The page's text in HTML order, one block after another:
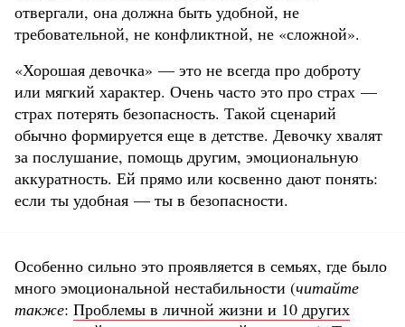
отвергали, она должна быть удобной, не
требовательной, не конфликтной, не «сложной».
«Хорошая девочка» — это не всегда про доброту
или мягкий характер. Очень часто это про страх —
страх потерять безопасность. Такой сценарий
обычно формируется еще в детстве. Девочку хвалят
за послушание, помощь другим, эмоциональную
аккуратность. Ей прямо или косвенно дают понять:
если ты удобная — ты в безопасности.
Особенно сильно это проявляется в семьях, где было
много эмоциональной нестабильности (читайте
также: Проблемы в личной жизни и 10 других